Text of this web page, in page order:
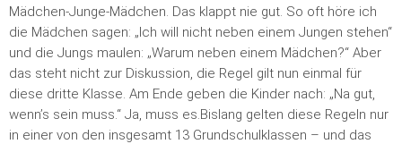
Mädchen-Junge-Mädchen. Das klappt nie gut. So oft höre ich
die Mädchen sagen: „Ich will nicht neben einem Jungen stehen“
und die Jungs maulen: „Warum neben einem Mädchen?“ Aber
das steht nicht zur Diskussion, die Regel gilt nun einmal für
diese dritte Klasse. Am Ende geben die Kinder nach: „Na gut,
wenn’s sein muss.“ Ja, muss es.Bislang gelten diese Regeln nur
in einer von den insgesamt 13 Grundschulklassen – und das